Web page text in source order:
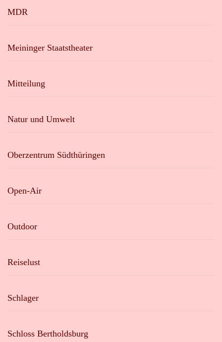
MDR
Meininger Staatstheater
Mitteilung
Natur und Umwelt
Oberzentrum Südthüringen
Open-Air
Outdoor
Reiselust
Schlager
Schloss Bertholdsburg